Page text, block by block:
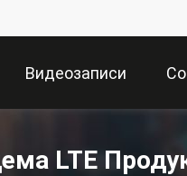
Видеозаписи
LTE